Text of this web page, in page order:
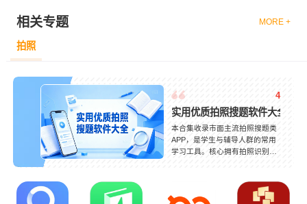
相关专题 MORE +
拍照
4
实用优质拍照搜题软件大全
本合集收录市面主流拍照搜题类
APP，是学生与辅导人群的常用
学习工具。核心拥有拍照识别、
有不同，综合款覆盖全学科习题
解答，专项款侧重理科难题、外